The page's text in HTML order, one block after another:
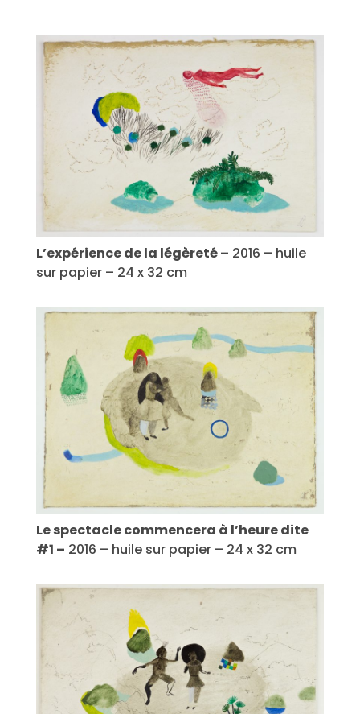
L’expérience de la légèreté – 2016 – huile
sur papier – 24 x 32 cm
Le spectacle commencera à l’heure dite
#1 – 2016 – huile sur papier – 24 x 32 cm